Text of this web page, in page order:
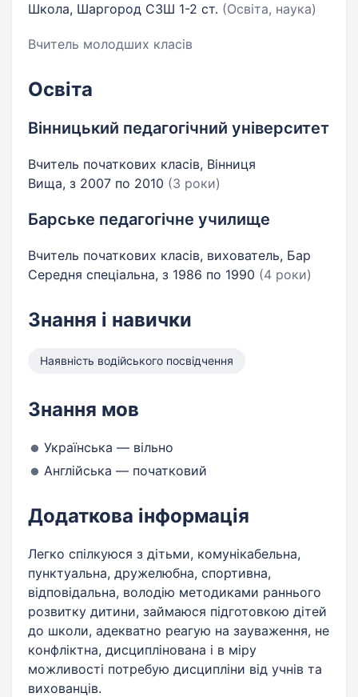
Школа, Шаргород СЗШ 1-2 ст. (Освіта, наука)
Вчитель молодших класів
Освіта
Вінницький педагогічний університет
Вчитель початкових класів, Вінниця
Вища, з 2007 по 2010 (3 роки)
Барське педагогічне училище
Вчитель початкових класів, вихователь, Бар
Середня спеціальна, з 1986 по 1990 (4 роки)
Знання і навички
Наявність водійського посвідчення
Знання мов
Українська — вільно
Англійська — початковий
Додаткова інформація
Легко спілкуюся з дітьми, комунікабельна,
пунктуальна, дружелюбна, спортивна,
відповідальна, володію методиками раннього
розвитку дитини, займаюся підготовкою дітей
до школи, адекватно реагую на зауваження, не
конфліктна, дисциплінована і в міру
можливості потребую дисципліни від учнів та
вихованців.